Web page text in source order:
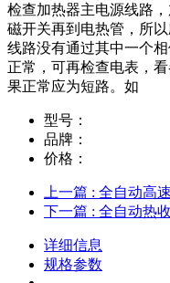
检查加热器主电源线路
磁开关再到电热管，所
线路没有通过其中一个
正常，可再检查电表，
果正常应为短路。如
型号：
品牌：
价格：
上一篇 : 全自动高
下一篇 : 全自动热
详细信息
规格参数